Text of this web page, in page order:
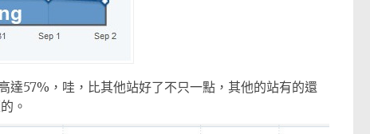
達57%，哇，比其他站好了不只一點，其他的站有的還
。